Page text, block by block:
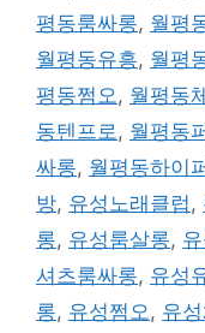
평동룸싸롱, 월평
월평동유흥, 월평
평동쩜오 , 월평동
동텐프로 , 월평동
싸롱, 월평동하이
방, 유성노래클럽 ,
롱, 유성룸살롱,
셔츠룸싸롱, 유성
롱, 유성쩜오 , 유